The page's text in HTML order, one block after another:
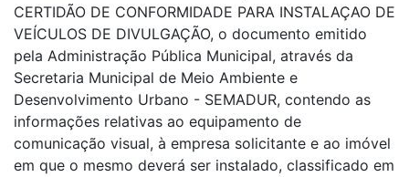
CERTIDÃO DE CONFORMIDADE PARA INSTALAÇAO DE
VEÍCULOS DE DIVULGAÇÃO, o documento emitido
pela Administração Pública Municipal, através da
Secretaria Municipal de Meio Ambiente e
Desenvolvimento Urbano - SEMADUR, contendo as
informações relativas ao equipamento de
comunicação visual, à empresa solicitante e ao imóvel
em que o mesmo deverá ser instalado, classificado em